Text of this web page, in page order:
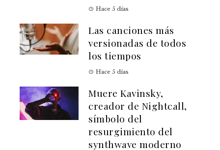
Hace 5 días
Las canciones más
versionadas de todos
los tiempos
Hace 5 días
Muere Kavinsky,
creador de Nightcall,
símbolo del
resurgimiento del
synthwave moderno